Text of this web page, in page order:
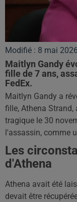
Modifié : 8 mai
Maitlyn Gandy
fille de 7 ans,
FedEx.
Maitlyn Gandy a
fille, Athena
tragique le 30
l'assassin, comme
Les
d'Athena
Athena avait été
devait être